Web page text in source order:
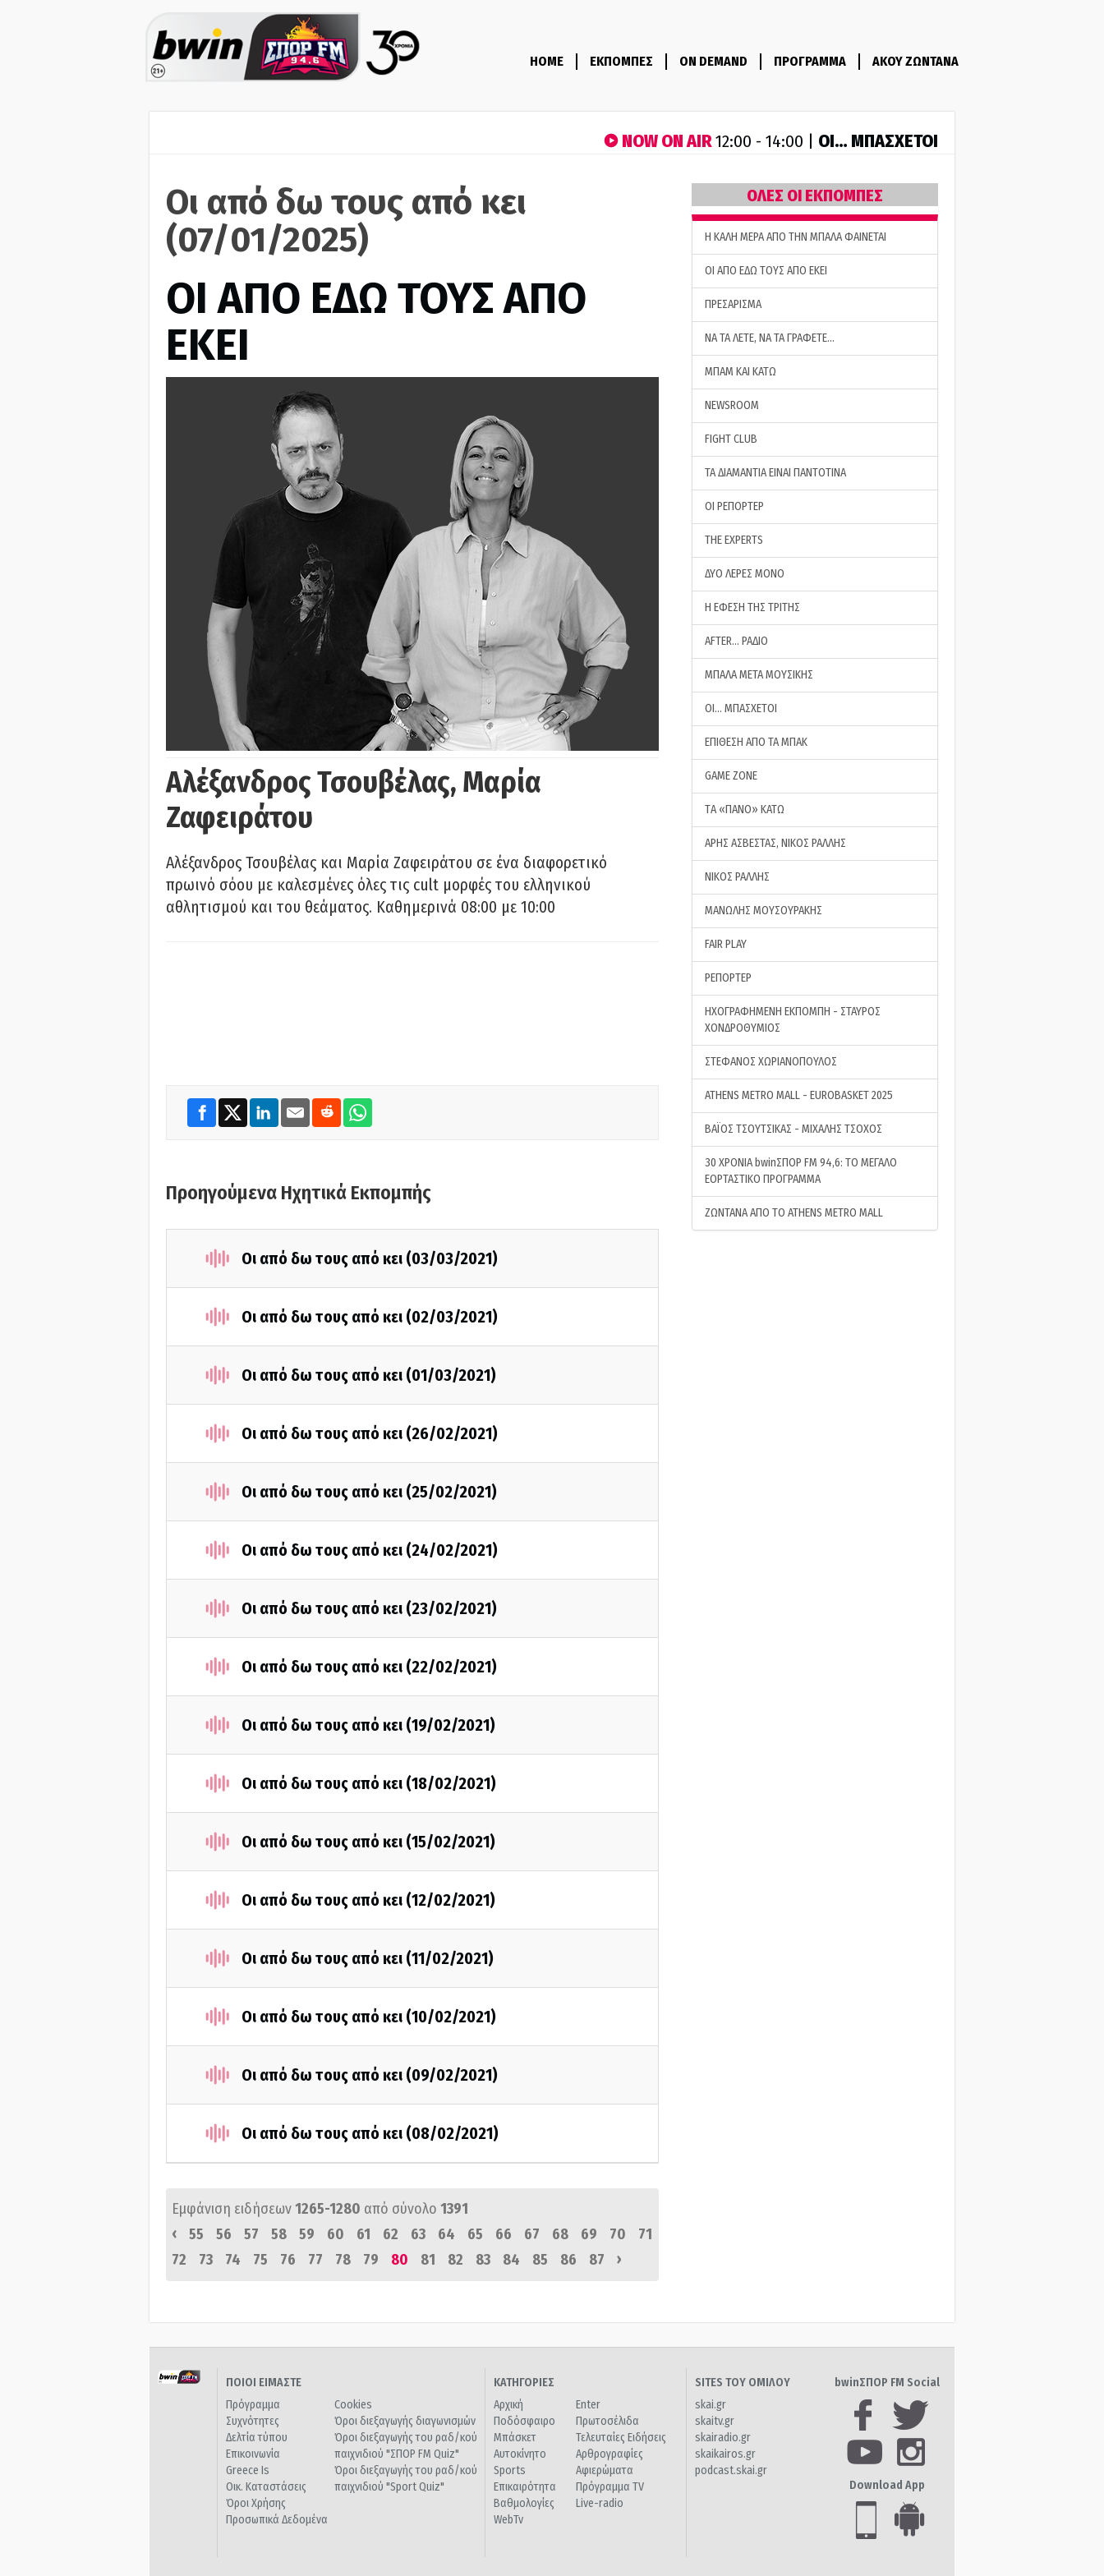
HOME ΕΚΠΟΜΠΕΣ ON DEMAND ΠΡΟΓΡΑΜΜΑ ΑΚΟΥ ΖΩΝΤΑΝΑ
NOW ON AIR12:00 - 14:00 | ΟΙ… ΜΠΑΣΧΕΤΟΙ
Οι από δω τους από κει
(07/01/2025)
ΟΙ ΑΠΟ ΕΔΩ ΤΟΥΣ ΑΠΟ
ΕΚΕΙ
Αλέξανδρος Τσουβέλας, Μαρία
Ζαφειράτου
Αλέξανδρος Τσουβέλας και Μαρία Ζαφειράτου σε ένα διαφορετικό
πρωινό σόου με καλεσμένες όλες τις cult μορφές του ελληνικού
αθλητισμού και του θεάματος. Καθημερινά 08:00 με 10:00
Προηγούμενα Ηχητικά Εκπομπής
Οι από δω τους από κει (03/03/2021)
Οι από δω τους από κει (02/03/2021)
Οι από δω τους από κει (01/03/2021)
Οι από δω τους από κει (26/02/2021)
Οι από δω τους από κει (25/02/2021)
Οι από δω τους από κει (24/02/2021)
Οι από δω τους από κει (23/02/2021)
Οι από δω τους από κει (22/02/2021)
Οι από δω τους από κει (19/02/2021)
Οι από δω τους από κει (18/02/2021)
Οι από δω τους από κει (15/02/2021)
Οι από δω τους από κει (12/02/2021)
Οι από δω τους από κει (11/02/2021)
Οι από δω τους από κει (10/02/2021)
Οι από δω τους από κει (09/02/2021)
Οι από δω τους από κει (08/02/2021)
Εμφάνιση ειδήσεων1265-1280 από σύνολο 1391
‹
55 56 57 58 59 60 61 62 63 64 65 66 67 68 69 70
71
72
73 74 75 76 77 78 79 80 81 82 83 84 85 86 87 ›
ΟΛΕΣ ΟΙ ΕΚΠΟΜΠΕΣ
H ΚΑΛΗ ΜΕΡΑ ΑΠΟ ΤΗΝ ΜΠΑΛΑ ΦΑΙΝΕΤΑΙ
ΟΙ ΑΠΟ ΕΔΩ ΤΟΥΣ ΑΠΟ ΕΚΕΙ
ΠΡΕΣΑΡΙΣΜΑ
ΝΑ ΤΑ ΛΕΤΕ, ΝΑ ΤΑ ΓΡΑΦΕΤΕ…
ΜΠΑΜ ΚΑΙ ΚΑΤΩ
NEWSROOM
FIGHT CLUB
ΤΑ ΔΙΑΜΑΝΤΙΑ ΕΙΝΑΙ ΠΑΝΤΟΤΙΝΑ
ΟΙ ΡΕΠΟΡΤΕΡ
THE EXPERTS
ΔΥΟ ΛΕΡΕΣ ΜΟΝΟ
Η ΕΦΕΣΗ ΤΗΣ ΤΡΙΤΗΣ
AFTER… ΡΑΔΙΟ
ΜΠΑΛΑ ΜΕΤΑ ΜΟΥΣΙΚΗΣ
ΟΙ… ΜΠΑΣΧΕΤΟΙ
ΕΠΙΘΕΣΗ ΑΠΟ ΤΑ ΜΠΑΚ
GAME ZONE
ΤA «ΠΑΝΟ» ΚΑΤΩ
ΑΡΗΣ ΑΣΒΕΣΤΑΣ, ΝΙΚΟΣ ΡΑΛΛΗΣ
ΝΙΚΟΣ ΡΑΛΛΗΣ
ΜΑΝΩΛΗΣ ΜΟΥΣΟΥΡΑΚΗΣ
FAIR PLAY
ΡΕΠΟΡΤΕΡ
ΗΧΟΓΡΑΦΗΜΕΝΗ ΕΚΠΟΜΠΗ - ΣΤΑΥΡΟΣ
ΧΟΝΔΡΟΘΥΜΙΟΣ
ΣΤΕΦΑΝΟΣ ΧΩΡΙΑΝΟΠΟΥΛΟΣ
ATHENS METRO MALL - EUROBASKET 2025
ΒΑΪΟΣ ΤΣΟΥΤΣΙΚΑΣ - ΜΙΧΑΛΗΣ ΤΣΟΧΟΣ
30 ΧΡΟΝΙΑ bwinΣΠΟΡ FM 94,6: ΤΟ ΜΕΓΑΛΟ
ΕΟΡΤΑΣΤΙΚΟ ΠΡΟΓΡΑΜΜΑ
ΖΩΝΤΑΝΑ ΑΠΟ ΤΟ ATHENS METRO MALL
ΠΟΙΟΙ ΕΙΜΑΣΤΕ
Πρόγραμμα
Συχνότητες
Δελτία τύπου
Επικοινωνία
Greece Is
Οικ. Καταστάσεις
Όροι Χρήσης
Προσωπικά Δεδομένα
Cookies
Όροι διεξαγωγής διαγωνισμών
Όροι διεξαγωγής του ραδ/κού
παιχνιδιού "ΣΠΟΡ FM Quiz"
Όροι διεξαγωγής του ραδ/κού
παιχνιδιού "Sport Quiz"
ΚΑΤΗΓΟΡΙΕΣ
Αρχική
Ποδόσφαιρο
Μπάσκετ
Αυτοκίνητο
Sports
Επικαιρότητα
Βαθμολογίες
WebTv
Enter
Πρωτοσέλιδα
Τελευταίες Ειδήσεις
Αρθρογραφίες
Αφιερώματα
Πρόγραμμα TV
Live-radio
SITES ΤΟΥ ΟΜΙΛΟΥ
skai.gr
skaitv.gr
skairadio.gr
skaikairos.gr
podcast.skai.gr
bwinΣΠΟΡ FM Social
Download App